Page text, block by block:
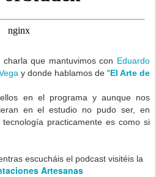
que mantuvimos con Eduardo
y donde hablamos de “El Arte de
en el programa y aunque nos
en el estudio no pudo ser, en
practicamente es como si
escucháis el podcast visitéis la
Artesanas